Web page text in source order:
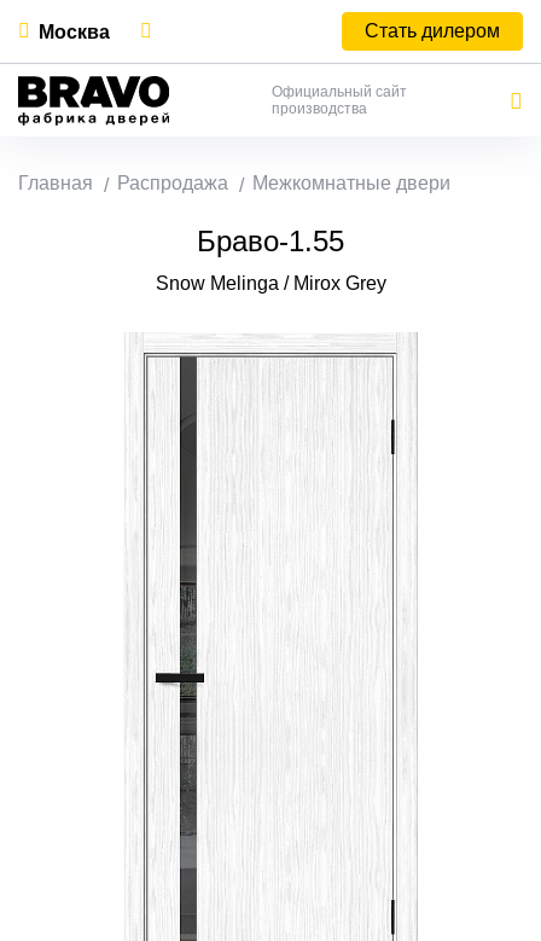
Москва Стать дилером
Официальный сайт
производства
Главная Распродажа Межкомнатные двери
Браво-1.55
Snow Melinga / Mirox Grey